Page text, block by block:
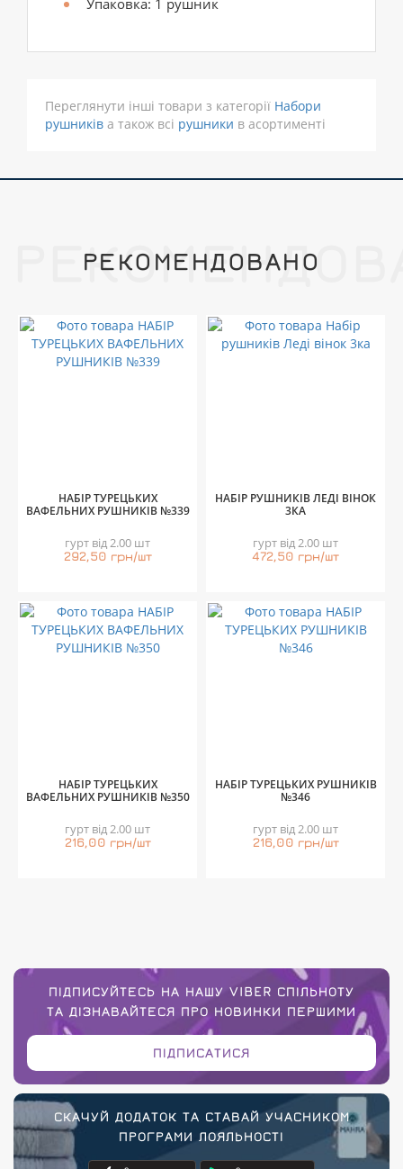
Упаковка: 1 рушник
Переглянути інші товари з категорії Набори
рушників а також всі рушники в асортименті
РЕКОМЕНДОВАНО
НАБІР ТУРЕЦЬКИХ
ВАФЕЛЬНИХ РУШНИКІВ №339
гурт від 2.00 шт
292,50 грн/шт
НАБІР РУШНИКІВ ЛЕДІ ВІНОК
3КА
гурт від 2.00 шт
472,50 грн/шт
НАБІР ТУРЕЦЬКИХ
ВАФЕЛЬНИХ РУШНИКІВ №350
гурт від 2.00 шт
216,00 грн/шт
НАБІР ТУРЕЦЬКИХ РУШНИКІВ
№346
гурт від 2.00 шт
216,00 грн/шт
ПІДПИСУЙТЕСЬ НА НАШУ VIBER СПІЛЬНОТУ
ТА ДІЗНАВАЙТЕСЯ ПРО НОВИНКИ ПЕРШИМИ
ПІДПИСАТИСЯ
СКАЧУЙ ДОДАТОК ТА СТАВАЙ УЧАСНИКОМ
ПРОГРАМИ ЛОЯЛЬНОСТІ